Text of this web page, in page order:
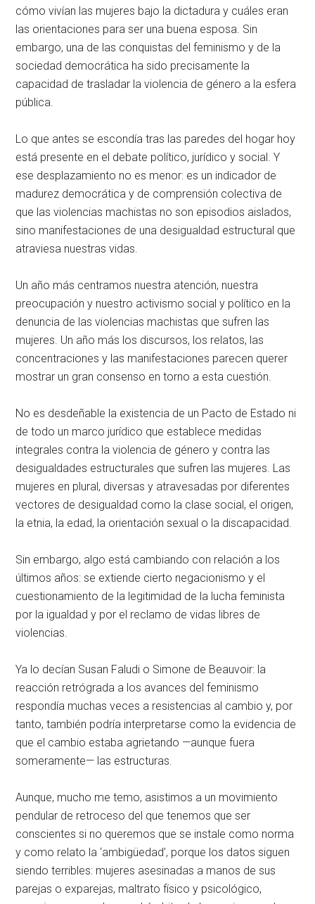
cómo vivían las mujeres bajo la dictadura y cuáles eran
las orientaciones para ser una buena esposa. Sin
embargo, una de las conquistas del feminismo y de la
sociedad democrática ha sido precisamente la
capacidad de trasladar la violencia de género a la esfera
pública.
Lo que antes se escondía tras las paredes del hogar hoy
está presente en el debate político, jurídico y social. Y
ese desplazamiento no es menor: es un indicador de
madurez democrática y de comprensión colectiva de
que las violencias machistas no son episodios aislados,
sino manifestaciones de una desigualdad estructural que
atraviesa nuestras vidas.
Un año más centramos nuestra atención, nuestra
preocupación y nuestro activismo social y político en la
denuncia de las violencias machistas que sufren las
mujeres. Un año más los discursos, los relatos, las
concentraciones y las manifestaciones parecen querer
mostrar un gran consenso en torno a esta cuestión.
No es desdeñable la existencia de un Pacto de Estado ni
de todo un marco jurídico que establece medidas
integrales contra la violencia de género y contra las
desigualdades estructurales que sufren las mujeres. Las
mujeres en plural, diversas y atravesadas por diferentes
vectores de desigualdad como la clase social, el origen,
la etnia, la edad, la orientación sexual o la discapacidad.
Sin embargo, algo está cambiando con relación a los
últimos años: se extiende cierto negacionismo y el
cuestionamiento de la legitimidad de la lucha feminista
por la igualdad y por el reclamo de vidas libres de
violencias.
Ya lo decían Susan Faludi o Simone de Beauvoir: la
reacción retrógrada a los avances del feminismo
respondía muchas veces a resistencias al cambio y, por
tanto, también podría interpretarse como la evidencia de
que el cambio estaba agrietando —aunque fuera
someramente— las estructuras.
Aunque, mucho me temo, asistimos a un movimiento
pendular de retroceso del que tenemos que ser
conscientes si no queremos que se instale como norma
y como relato la ‘ambigüedad’, porque los datos siguen
siendo terribles: mujeres asesinadas a manos de sus
parejas o exparejas, maltrato físico y psicológico,